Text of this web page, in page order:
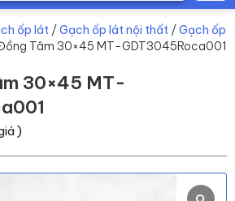
ốp lát /Gạch ốp lát nội thất /Gạch ốp
Tâm 30×45 MT-GDT3045Roca001
30×45 MT-
)